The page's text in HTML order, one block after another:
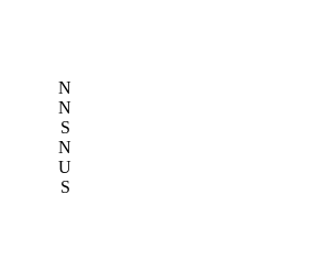
N
N
S
N
U
S